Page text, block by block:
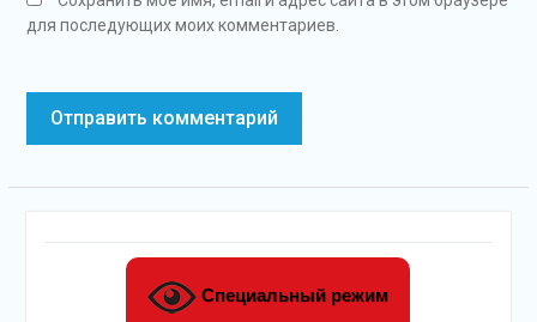
для последующих моих комментариев.
Специальный режим